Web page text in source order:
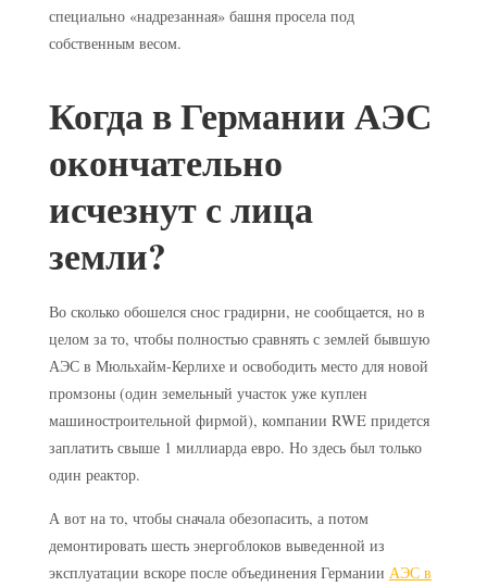
специально «надрезанная» башня просела под
собственным весом.
Когда в Германии АЭС
окончательно
исчезнут с лица
земли?
Во сколько обошелся снос градирни, не сообщается, но в
целом за то, чтобы полностью сравнять с землей бывшую
АЭС в Мюльхайм-Керлихе и освободить место для новой
промзоны (один земельный участок уже куплен
машиностроительной фирмой), компании RWE придется
заплатить свыше 1 миллиарда евро. Но здесь был только
один реактор.
А вот на то, чтобы сначала обезопасить, а потом
демонтировать шесть энергоблоков выведенной из
эксплуатации вскоре после объединения Германии АЭС в